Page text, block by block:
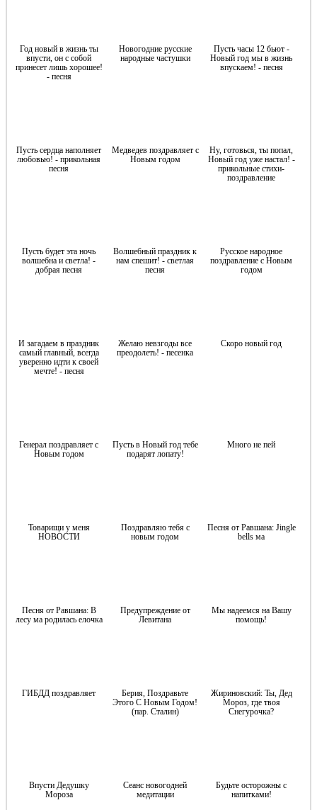
Год новый в жизнь ты
впусти, он с собой
принесет лишь хорошее!
- песня
Новогодние русские
народные частушки
Пусть часы 12 бьют -
Новый год мы в жизнь
впускаем! - песня
Пусть сердца наполняет
любовью! - прикольная
песня
Медведев поздравляет с
Новым годом
Ну, готовься, ты попал,
Новый год уже настал! -
прикольные стихи-
поздравление
Пусть будет эта ночь
волшебна и светла! -
добрая песня
Волшебный праздник к
нам спешит! - светлая
песня
Русское народное
поздравление с Новым
годом
И загадаем в праздник
самый главный, всегда
уверенно идти к своей
мечте! - песня
Желаю невзгоды все
преодолеть! - песенка
Скоро новый год
Генерал поздравляет с
Новым годом
Пусть в Новый год тебе
подарят лопату!
Много не пей
Товарищи у меня
НОВОСТИ
Поздравляю тебя с
новым годом
Песня от Равшана: Jingle
bells ма
Песня от Равшана: В
лесу ма родилась елочка
Предупреждение от
Левитана
Мы надеемся на Вашу
помощь!
ГИБДД поздравляет
Берия, Поздравьте
Этого С Новым Годом!
(пар. Сталин)
Жириновский: Ты, Дед
Мороз, где твоя
Снегурочка?
Впусти Дедушку
Мороза
Сеанс новогодней
медитации
Будьте осторожны с
напитками!